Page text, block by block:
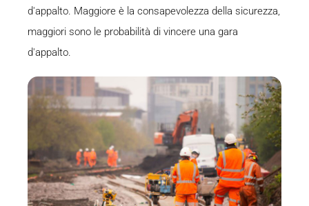
d'appalto. Maggiore è la consapevolezza della sicurezza,
maggiori sono le probabilità di vincere una gara
d'appalto.